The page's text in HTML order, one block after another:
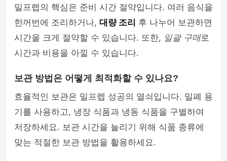
밀프렙의 핵심은 준비 시간 절약입니다. 여러 음식을
한꺼번에 조리하거나, 대량 조리 후 나누어 보관하면
시간을 크게 절약할 수 있습니다. 또한, 일괄 구매로
시간과 비용을 아낄 수 있습니다.
보관 방법은 어떻게 최적화할 수 있나요?
효율적인 보관은 밀프렙 성공의 열쇠입니다. 밀폐 용
기를 사용하고, 냉장 식품과 냉동 식품을 구별하여
저장하세요. 보관 시간을 늘리기 위해 식품 종류에
맞는 적절한 보관 방법을 활용하세요.